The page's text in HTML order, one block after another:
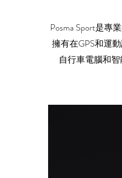
Posma Sport是專
擁有在GPS和運
自行車電腦和